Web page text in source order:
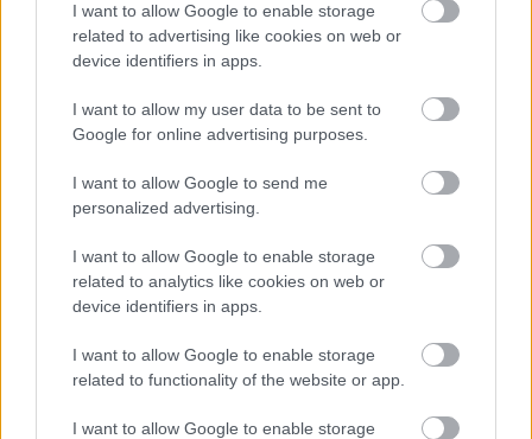
I want to allow Google to enable storage
related to advertising like cookies on web or
device identifiers in apps.
I want to allow my user data to be sent to
Google for online advertising purposes.
I want to allow Google to send me
personalized advertising.
I want to allow Google to enable storage
related to analytics like cookies on web or
device identifiers in apps.
I want to allow Google to enable storage
related to functionality of the website or app.
I want to allow Google to enable storage
Taminót Brickner Szabolcs, Paminát Hajnóczy
Júlia énekli, Papageno Nagy Ervin, Papagena
Rácz Rita, az Éj királynője Miklósa Erika lesz.
Forrás: MTI
Színház Karácsony Opera